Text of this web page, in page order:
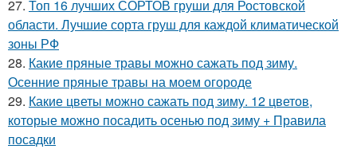
27. Топ 16 лучших СОРТОВ груши для Ростовской
области. Лучшие сорта груш для каждой климатической
зоны РФ
28. Какие пряные травы можно сажать под зиму.
Осенние пряные травы на моем огороде
29. Какие цветы можно сажать под зиму. 12 цветов,
которые можно посадить осенью под зиму + Правила
посадки